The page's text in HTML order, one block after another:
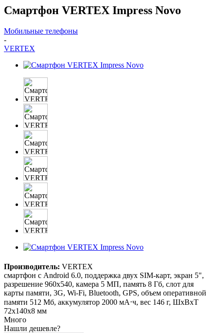
Смартфон VERTEX Impress Novo
Мобильные телефоны
-
VERTEX
Производитель: VERTEX
смартфон с Android 6.0, поддержка двух SIM-карт, экран 5",
разрешение 960x540, камера 5 МП, память 8 Гб, слот для
карты памяти, 3G, Wi-Fi, Bluetooth, GPS, объем оперативной
памяти 512 Мб, аккумулятор 2000 мА⋅ч, вес 146 г, ШxВxТ
72x140x8 мм
Много
Нашли дешевле?